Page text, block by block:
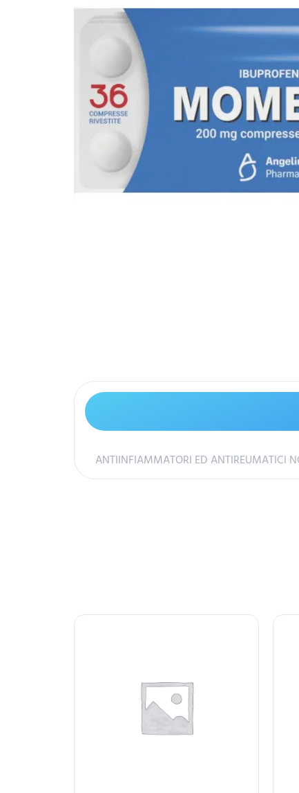
ANTIINFIAMMATORI ED ANTIREUMATICI